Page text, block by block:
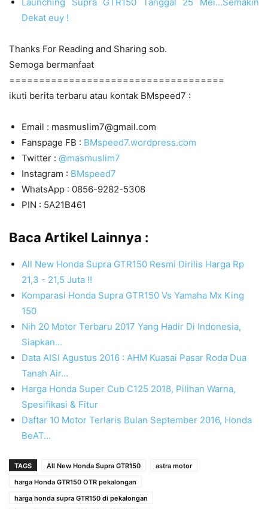
Dekat euy !
Thanks For Reading and Sharing sob.
Semoga bermanfaat
====================================
ikuti berita terbaru atau kontak BMspeed7 :
Email : masmuslim7@gmail.com
Fanspage FB : BMspeed7.wordpress.com
Twitter : @masmuslim7
Instagram : BMspeed7
WhatsApp : 0856-9282-5308
PIN : 5A21B461
Baca Artikel Lainnya :
All New Honda Supra GTR150 Resmi Dirilis Harga Rp
21,3 - 21,5 Juta !!
Komparasi Honda Supra GTR150 Vs Yamaha Mx King
150
Nih 20 Motor Terbaru 2017 Yang Hadir Di Indonesia,
Siapkan…
Data AISI Agustus 2016 : AHM Kuasai Pasar Roda Dua
Tanah Air…
Harga Honda Super Cub C125 2018, Pilihan Warna,
Spesifikasi & Fitur
Daftar 10 Motor Terlaris Bulan September 2016, Honda
BeAT…
TAGS All New Honda Supra GTR150
astra motor
harga Honda GTR150 OTR pekalongan
harga honda supra GTR150 di pekalongan